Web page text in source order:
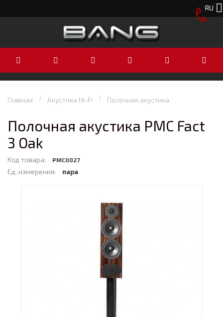
RU
Главная Акустика Hi-Fi Полочная акустика
Полочная акустика PMC Fact
3 Oak
Код товара: PMC0027
Ед. измерения: пара